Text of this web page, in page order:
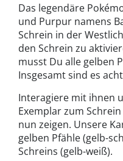
Das legendäre
und Purpur namens
Schrein in der
den Schrein zu
musst Du alle gelben
Insgesamt sind es
Interagiere mit ihnen
Exemplar zum
nun zeigen. Unsere
gelben Pfähle (gelb-
Schreins (gelb-weiß).